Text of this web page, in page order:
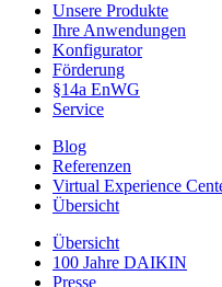
Unsere Produkte
Ihre Anwendungen
Konfigurator
Förderung
§14a EnWG
Service
Blog
Referenzen
Virtual Experience
Übersicht
Übersicht
100 Jahre DAIKIN
Presse